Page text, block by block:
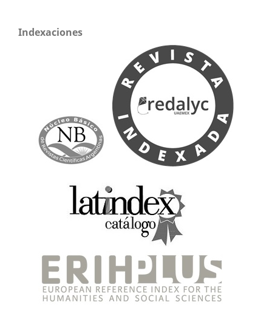
Indexaciones